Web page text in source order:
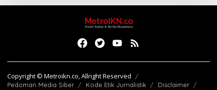
Copyright © Metroikn.co, Allright Reserved
Pedoman Media Siber Kode Etik Jurnalistik
Disclaimer